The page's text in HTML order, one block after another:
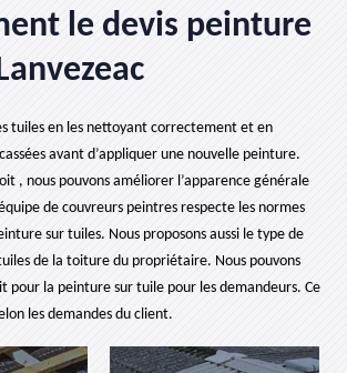
le devis peinture
tuiles en les nettoyant correctement et en
avant d’appliquer une nouvelle peinture.
, nous pouvons améliorer l’apparence générale
de couvreurs peintres respecte les normes
sur tuiles. Nous proposons aussi le type de
de la toiture du propriétaire. Nous pouvons
pour la peinture sur tuile pour les demandeurs. Ce
les demandes du client.